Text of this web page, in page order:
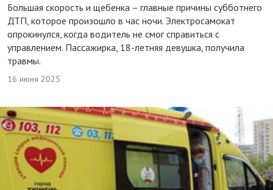
Большая скорость и щебенка – главные причины субботнего
ДТП, которое произошло в час ночи. Электросамокат
опрокинулся, когда водитель не смог справиться с
управлением. Пассажирка, 18-летняя девушка, получила
травмы.
16 июня 2025